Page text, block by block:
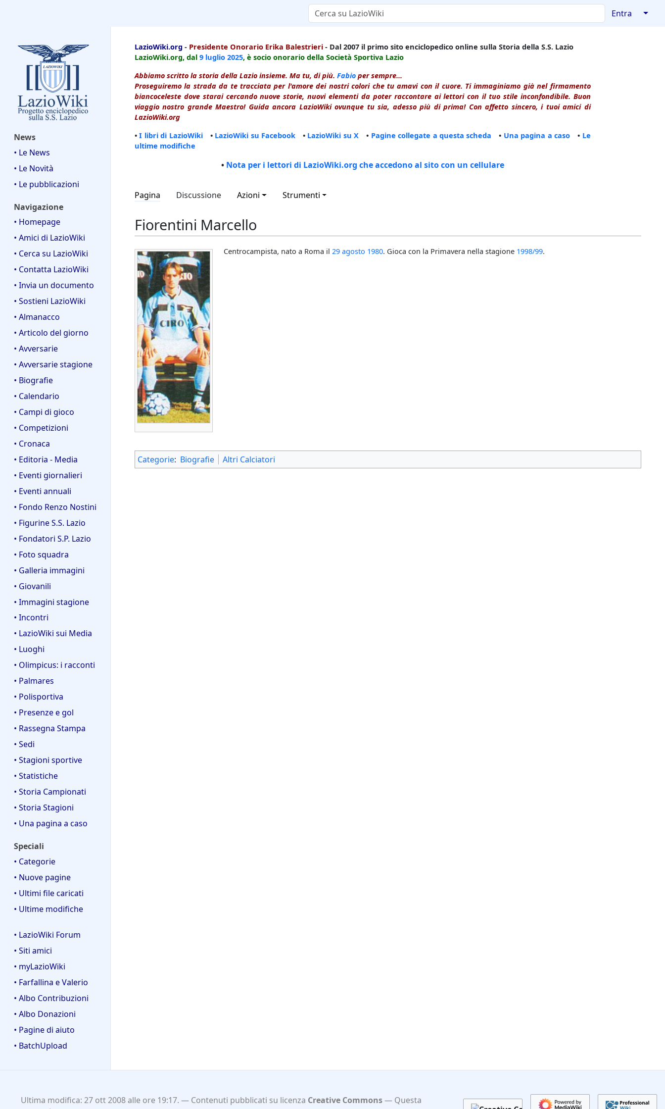
Entra ↓
News
• Le News
• Le Novità
• Le pubblicazioni
Navigazione
• Homepage
• Amici di LazioWiki
• Cerca su LazioWiki
• Contatta LazioWiki
• Invia un documento
• Sostieni LazioWiki
• Almanacco
• Articolo del giorno
• Avversarie
• Avversarie stagione
• Biografie
• Calendario
• Campi di gioco
• Competizioni
• Cronaca
• Editoria - Media
• Eventi giornalieri
• Eventi annuali
• Fondo Renzo Nostini
• Figurine S.S. Lazio
• Fondatori S.P. Lazio
• Foto squadra
• Galleria immagini
• Giovanili
• Immagini stagione
• Incontri
• LazioWiki sui Media
• Luoghi
• Olimpicus: i racconti
• Palmares
• Polisportiva
• Presenze e gol
• Rassegna Stampa
• Sedi
• Stagioni sportive
• Statistiche
• Storia Campionati
• Storia Stagioni
• Una pagina a caso
Speciali
• Categorie
• Nuove pagine
• Ultimi file caricati
• Ultime modifiche
• LazioWiki Forum
• Siti amici
• myLazioWiki
• Farfallina e Valerio
• Albo Contribuzioni
• Albo Donazioni
• Pagine di aiuto
• BatchUpload
LazioWiki.org - Presidente Onorario Erika Balestrieri - Dal 2007 il primo sito enciclopedico online sulla Storia della S.S. Lazio
LazioWiki.org, dal 9 luglio 2025, è socio onorario della Società Sportiva Lazio
Abbiamo scritto la storia della Lazio insieme. Ma tu, di più. Fabio per sempre...
Proseguiremo la strada da te tracciata per l'amore dei nostri colori che tu amavi con il cuore. Ti immaginiamo già nel firmamento
biancoceleste dove starai cercando nuove storie, nuovi elementi da poter raccontare ai lettori con il tuo stile inconfondibile. Buon
viaggio nostro grande Maestro! Guida ancora LazioWiki ovunque tu sia, adesso più di prima! Con affetto sincero, i tuoi amici di
LazioWiki.org
•I libri di LazioWiki• LazioWiki su Facebook • LazioWiki su X • Pagine collegate a questa scheda • Una pagina a caso • Le
ultime modifiche
• Nota per i lettori di LazioWiki.org che accedono al sito con un cellulare
Pagina Discussione Azioni Strumenti
Fiorentini Marcello
Centrocampista, nato a Roma il29 agosto 1980. Gioca con la Primavera nella stagione 1998/99.
Categorie: Biografie Altri Calciatori
Ultima modifica: 27 ott 2008 alle ore 19:17. Contenuti pubblicati su licenza Creative Commons
Questa